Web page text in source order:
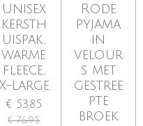
Unisex
kersth
uispak,
warme
fleece,
X-large
€ 53,85
€ 76,95
Rode
pyjama
in
velour
s met
gestree
pte
broek